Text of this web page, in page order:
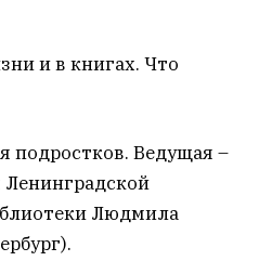
и в книгах. Что
подростков. Ведущая –
Людмила